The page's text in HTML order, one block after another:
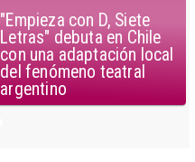
"Empieza con D, Siete
Letras" debuta en Chile
con una adaptación local
del fenómeno teatral
argentino